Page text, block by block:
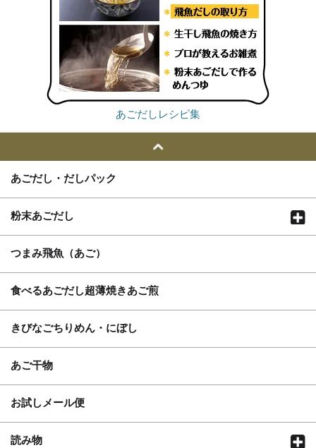
あごだしレシピ集
あごだし・だしパック
粉末あごだし
つまみ飛魚（あご）
食べるあごだし超薄焼きあご煎
きびなごちりめん・にぼし
あご干物
お試しメール便
読み物